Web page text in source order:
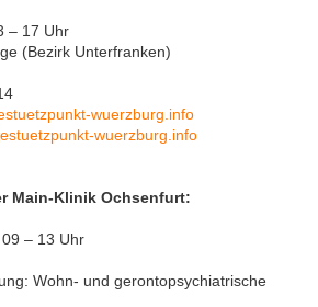
– 17 Uhr
(Bezirk Unterfranken)
wuerzburg.info
wuerzburg.info
Main-Klinik Ochsenfurt:
– 13 Uhr
Wohn- und gerontopsychiatrische